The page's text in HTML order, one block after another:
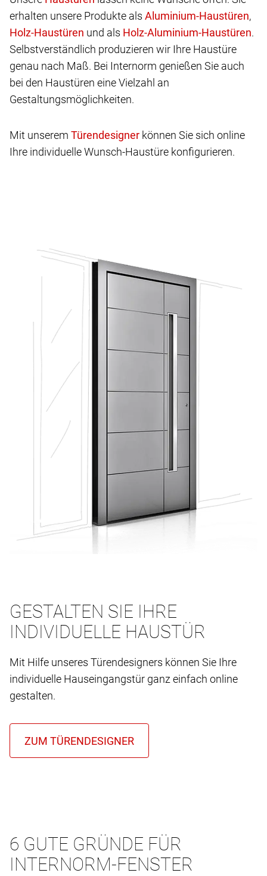
erhalten unsere Produkte als
,
und als
.
Selbstverständlich produzieren wir Ihre Haustüre
genau nach Maß. Bei Internorm genießen Sie auch
bei den Haustüren eine Vielzahl an
Gestaltungsmöglichkeiten.
Mit unserem
können Sie sich online
Ihre individuelle Wunsch-Haustüre konfigurieren.
GESTALTEN SIE IHRE
INDIVIDUELLE HAUSTÜR
Mit Hilfe unseres Türendesigners können Sie Ihre
individuelle Hauseingangstür ganz einfach online
gestalten.
6 GUTE GRÜNDE FÜR
INTERNORM-FENSTER